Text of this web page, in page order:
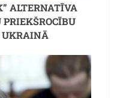
ALTERNATĪVA